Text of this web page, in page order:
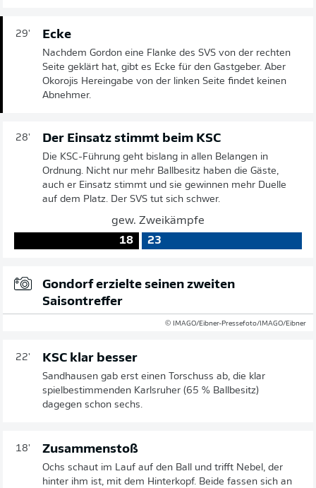
29' Ecke
Nachdem Gordon eine Flanke des SVS von der rechten
Seite geklärt hat, gibt es Ecke für den Gastgeber. Aber
Okorojis Hereingabe von der linken Seite findet keinen
Abnehmer.
28' Der Einsatz stimmt beim KSC
Die KSC-Führung geht bislang in allen Belangen in
Ordnung. Nicht nur mehr Ballbesitz haben die Gäste,
auch er Einsatz stimmt und sie gewinnen mehr Duelle
auf dem Platz. Der SVS tut sich schwer.
gew. Zweikämpfe
18
23
Gondorf erzielte seinen zweiten
Saisontreffer
© IMAGO/Eibner-Pressefoto/IMAGO/Eibner
22' KSC klar besser
Sandhausen gab erst einen Torschuss ab, die klar
spielbestimmenden Karlsruher (65 % Ballbesitz)
dagegen schon sechs.
18' Zusammenstoß
Ochs schaut im Lauf auf den Ball und trifft Nebel, der
hinter ihm ist, mit dem Hinterkopf. Beide fassen sich an